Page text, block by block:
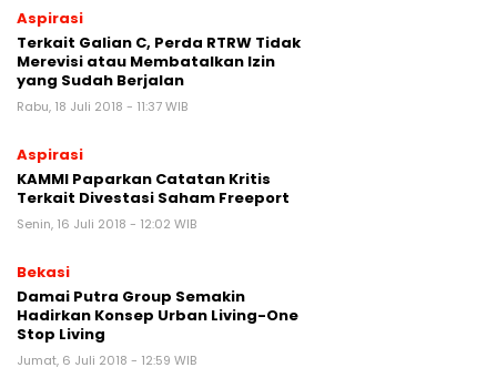
Aspirasi
Terkait Galian C, Perda RTRW Tidak
Merevisi atau Membatalkan Izin
yang Sudah Berjalan
Rabu, 18 Juli 2018 - 11:37 WIB
Aspirasi
KAMMI Paparkan Catatan Kritis
Terkait Divestasi Saham Freeport
Senin, 16 Juli 2018 - 12:02 WIB
Bekasi
Damai Putra Group Semakin
Hadirkan Konsep Urban Living-One
Stop Living
Jumat, 6 Juli 2018 - 12:59 WIB